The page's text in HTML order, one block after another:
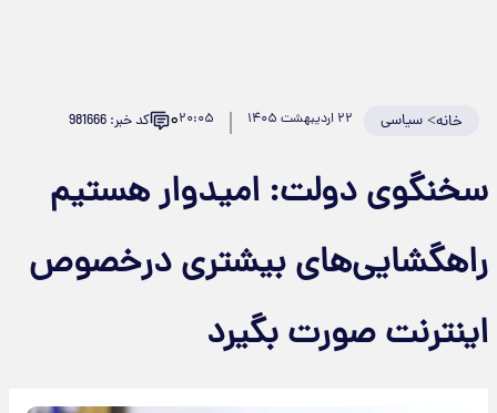
خانه>سیاسی ۲۲ اردیبهشت ۱۴۰۵ ۲۰:۰۵۰ کد خبر: 981666
سخنگوی دولت: امیدوار هستیم
راهگشایی‌های بیشتری درخصوص
اینترنت صورت بگیرد